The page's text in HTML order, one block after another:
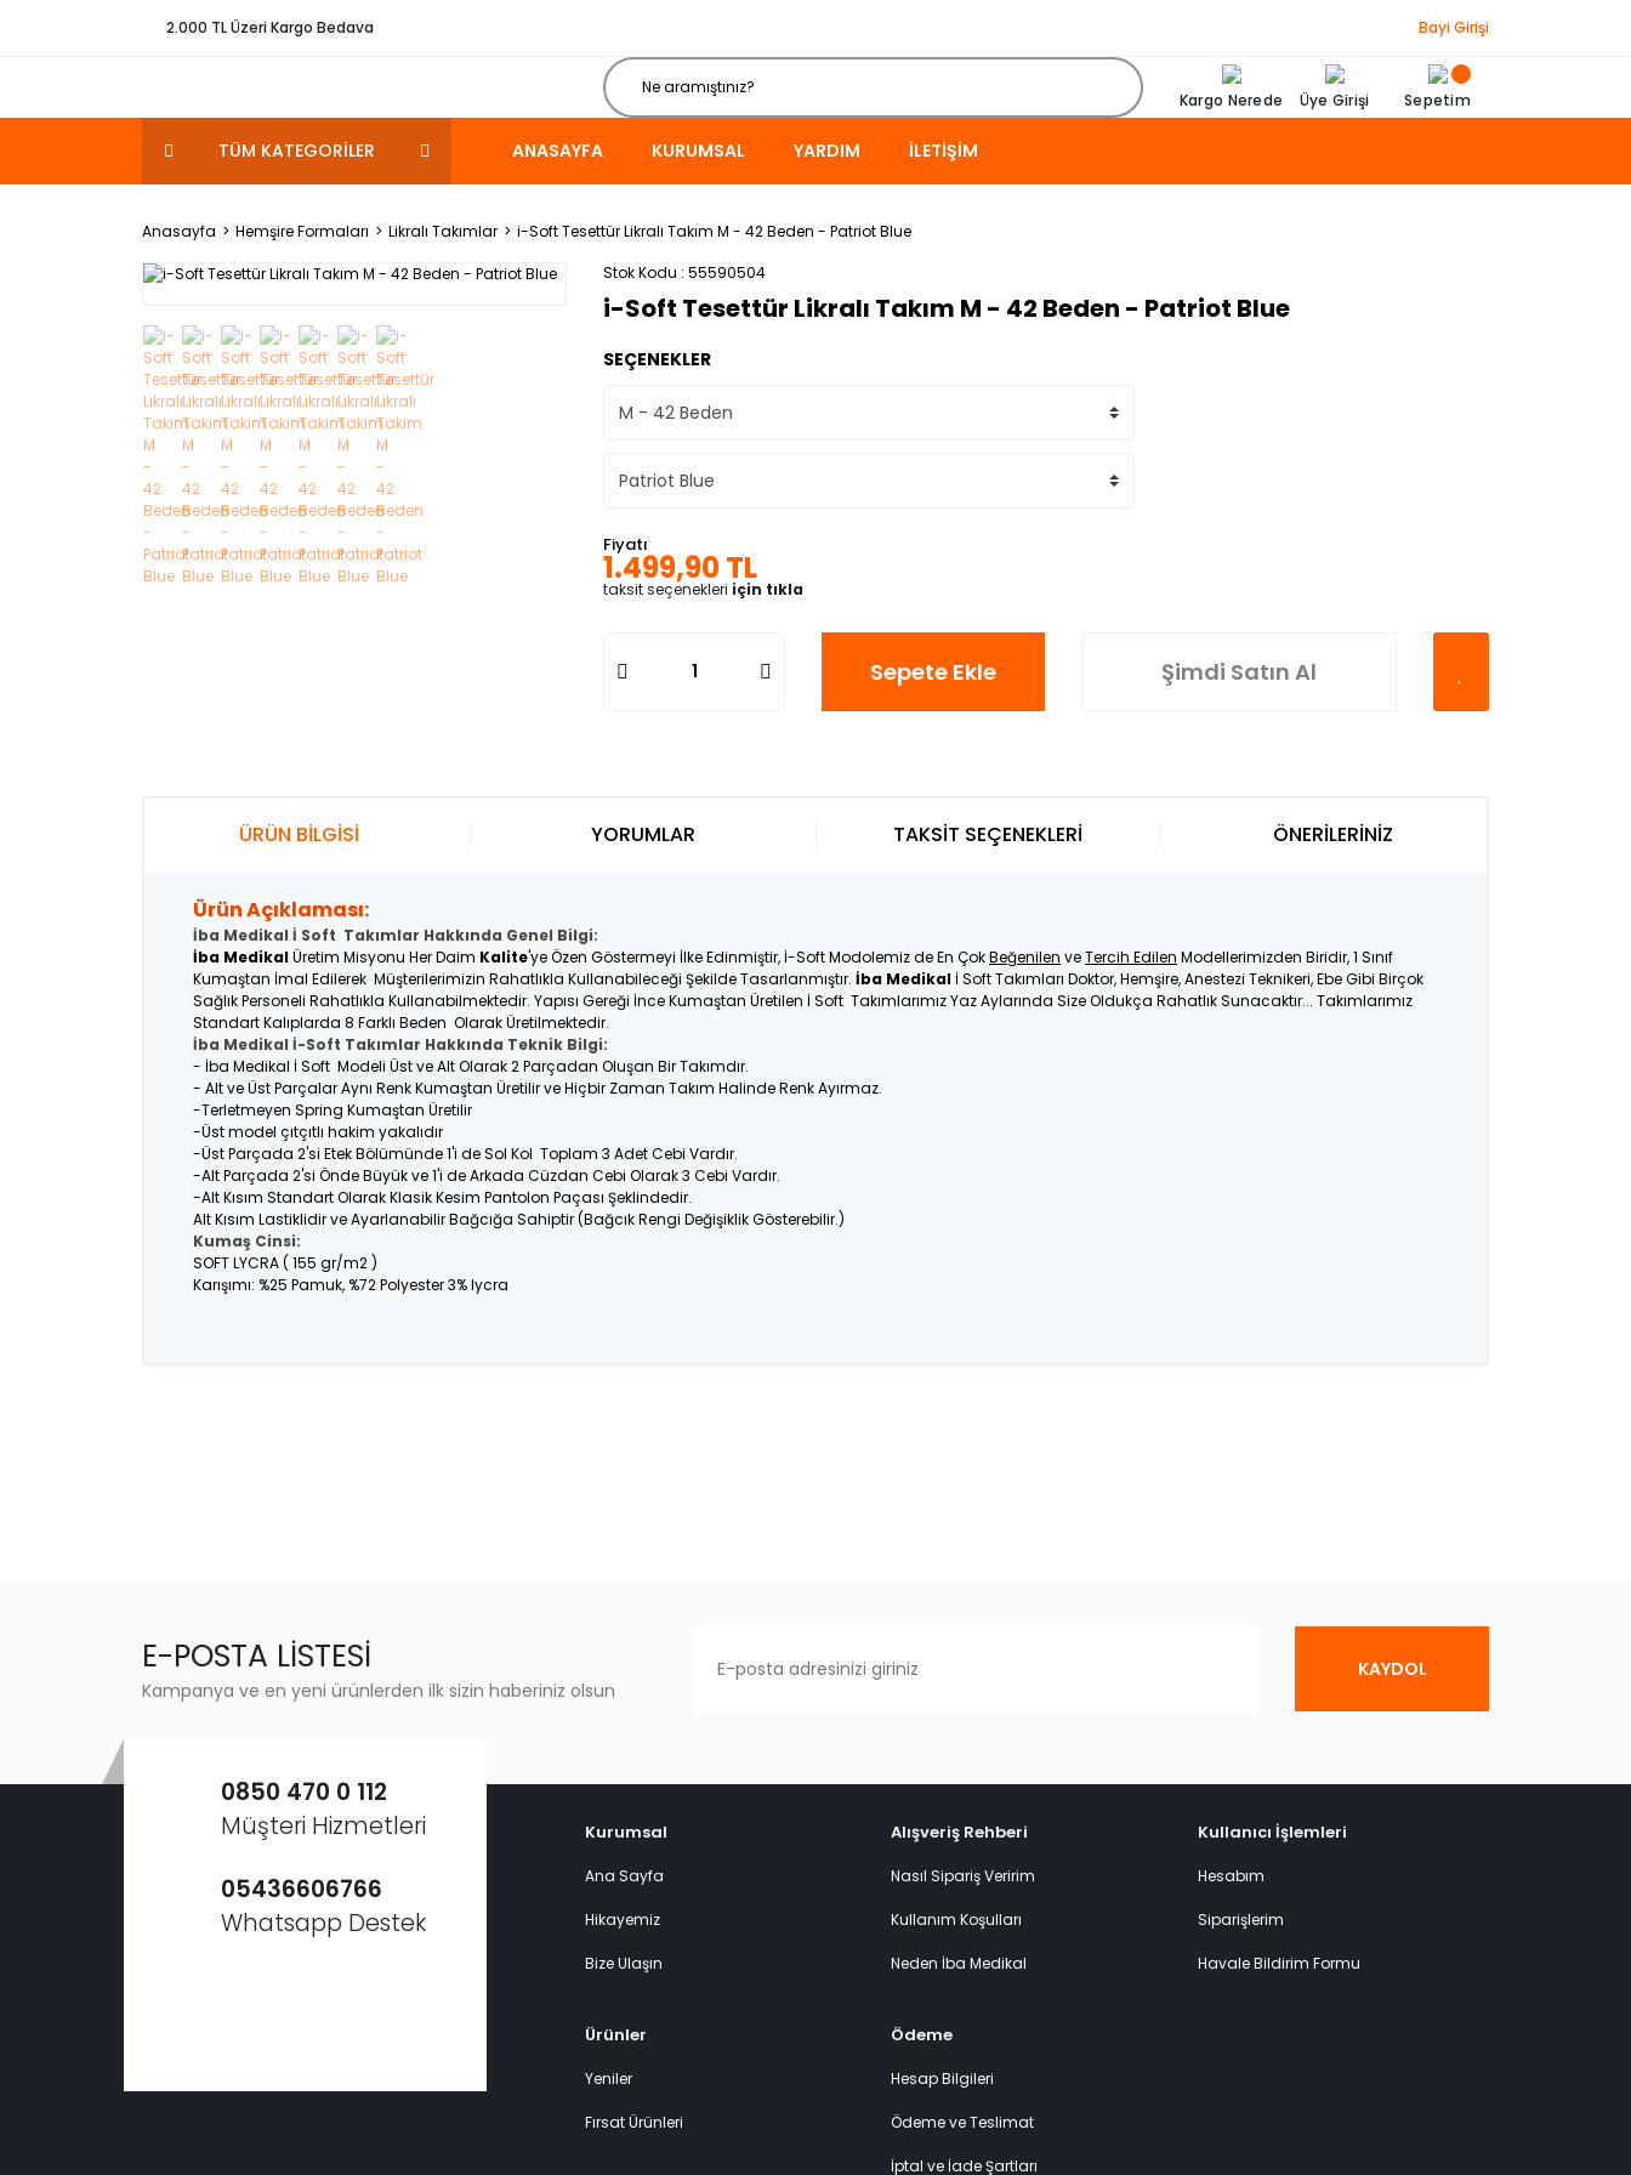
2.000 TL Üzeri Kargo Bedava Bayi Girişi
Kargo Nerede Üye Girişi Sepetim
TÜM KATEGORİLER ANASAYFA KURUMSAL YARDIM İLETIŞIM
Anasayfa Hemşire Formaları Likralı Takımlar
i-Soft Tesettür Likralı Takım M - 42 Beden - Patriot Blue
Stok Kodu 55590504
i-Soft Tesettür Likralı Takım M - 42 Beden - Patriot Blue
SEÇENEKLER
Fiyatı
1.499,90 TL
taksit seçenekleri için tıkla
Sepete Ekle Şimdi Satın Al
ÜRÜN BİLGİSİ
Ürün Açıklaması:
İba Medikal İ Soft Takımlar Hakkında Genel Bilgi:
İba MedikalÜretim Misyonu Her Daim Kalite'ye Özen Göstermeyi İlke Edinmiştir, İ-Soft Modolemiz de En ÇokBeğenilen veTercih Edilen Modellerimizden Biridir, 1 Sınıf
Kumaştan İmal Edilerek Müşterilerimizin Rahatlıkla Kullanabileceği Şekilde Tasarlanmıştır. İba Medikal İ Soft Takımları Doktor, Hemşire, Anestezi Teknikeri, Ebe Gibi Birçok
Sağlık Personeli Rahatlıkla Kullanabilmektedir. Yapısı Gereği İnce Kumaştan Üretilen İ Soft Takımlarımız Yaz Aylarında Size Oldukça Rahatlık Sunacaktır... Takımlarımız
Standart Kalıplarda 8 Farklı Beden Olarak Üretilmektedir.
İba Medikal İ-Soft Takımlar Hakkında Teknik Bilgi:
- İba Medikal İ Soft Modeli Üst ve Alt Olarak 2 Parçadan Oluşan Bir Takımdır.
- Alt ve Üst Parçalar Aynı Renk Kumaştan Üretilir ve Hiçbir Zaman Takım Halinde Renk Ayırmaz.
-Terletmeyen Spring Kumaştan Üretilir
-Üst model çıtçıtlı hakim yakalıdır
-Üst Parçada 2'si Etek Bölümünde 1'i de Sol Kol Toplam 3 Adet Cebi Vardır.
-Alt Parçada 2'si Önde Büyük ve 1'i de Arkada Cüzdan Cebi Olarak 3 Cebi Vardır.
-Alt Kısım Standart Olarak Klasik Kesim Pantolon Paçası Şeklindedir.
Alt Kısım Lastiklidir ve Ayarlanabilir Bağcığa Sahiptir (Bağcık Rengi Değişiklik Gösterebilir.)
Kumaş Cinsi:
SOFT LYCRA ( 155 gr/m2 )
Karışımı: %25 Pamuk, %72 Polyester 3% lycra
YORUMLAR TAKSİT SEÇENEKLERİ ÖNERİLERİNİZ
E-POSTA LİSTESİ
Kampanya ve en yeni ürünlerden ilk sizin haberiniz olsun
KAYDOL
0850 470 0 112
Müşteri Hizmetleri
05436606766
Whatsapp Destek
Kurumsal
Ana Sayfa
Hikayemiz
Bize Ulaşın
Alışveriş Rehberi
Nasıl Sipariş Veririm
Kullanım Koşulları
Neden İba Medikal
Ürünler
Yeniler
Fırsat Ürünleri
Ödeme
Hesap Bilgileri
Ödeme ve Teslimat
İptal ve İade Şartları
Kullanıcı İşlemleri
Hesabım
Siparişlerim
Havale Bildirim Formu